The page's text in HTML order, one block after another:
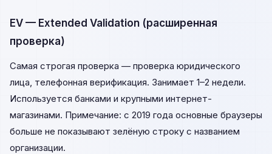
EV — Extended Validation (расширенная
проверка)
Самая строгая проверка — проверка юридического
лица, телефонная верификация. Занимает 1–2 недели.
Используется банками и крупными интернет-
магазинами. Примечание: с 2019 года основные браузеры
больше не показывают зелёную строку с названием
организации.